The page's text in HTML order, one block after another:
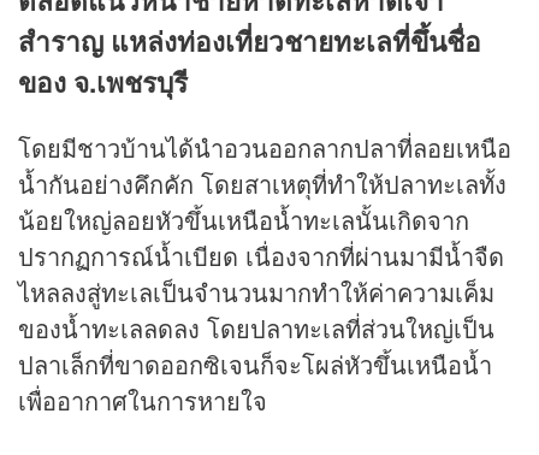
สำราญ แหล่งท่องเที่ยวชายทะเลที่ขึ้นชื่อ
ของ จ.เพชรบุรี
โดยมีชาวบ้านได้นำอวนออกลากปลาที่ลอยเหนือ
น้ำกันอย่างคึกคัก โดยสาเหตุที่ทำให้ปลาทะเลทั้ง
น้อยใหญ่ลอยหัวขึ้นเหนือน้ำทะเลนั้นเกิดจาก
ปรากฏการณ์น้ำเบียด เนื่องจากที่ผ่านมามีน้ำจืด
ไหลลงสู่ทะเลเป็นจำนวนมากทำให้ค่าความเค็ม
ของน้ำทะเลลดลง โดยปลาทะเลที่ส่วนใหญ่เป็น
ปลาเล็กที่ขาดออกซิเจนก็จะโผล่หัวขึ้นเหนือน้ำ
เพื่ออากาศในการหายใจ